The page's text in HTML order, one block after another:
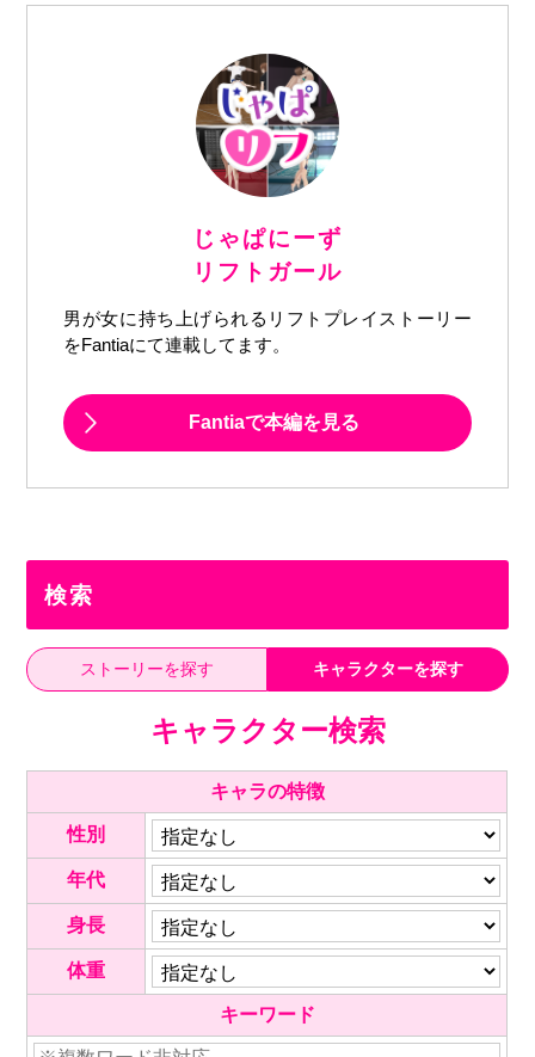
じゃぱにーず
リフトガール
男が女に持ち上げられるリフトプレイストーリー
をFantiaにて連載してます。
Fantiaで本編を見る
検索
ストーリーを探す キャラクターを探す
キャラクター検索
キャラの特徴
性別
年代
身長
体重
キーワード